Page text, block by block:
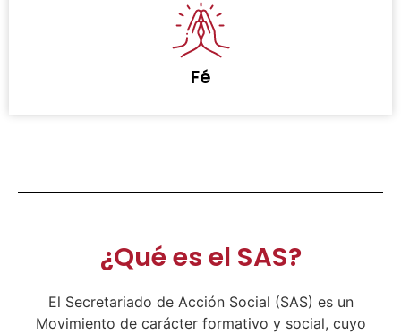
Fé
¿Qué es el SAS?
El Secretariado de Acción Social (SAS) es un
Movimiento de carácter formativo y social, cuyo